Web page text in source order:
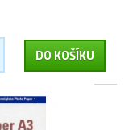
DO KOŠÍKU